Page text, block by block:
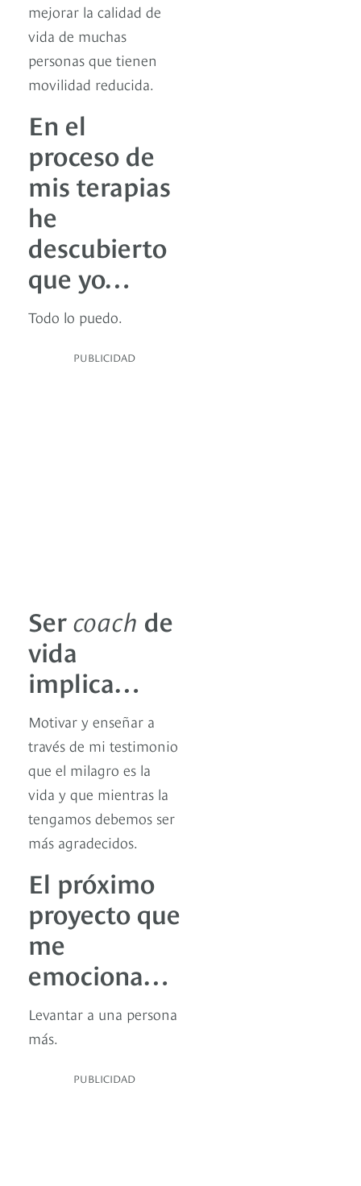
mejorar la calidad de
vida de muchas
personas que tienen
movilidad reducida.
En el
proceso de
mis terapias
he
descubierto
que yo…
Todo lo puedo.
PUBLICIDAD
Sercoach de
vida
implica…
Motivar y enseñar a
través de mi testimonio
que el milagro es la
vida y que mientras la
tengamos debemos ser
más agradecidos.
El próximo
proyecto que
me
emociona…
Levantar a una persona
más.
PUBLICIDAD